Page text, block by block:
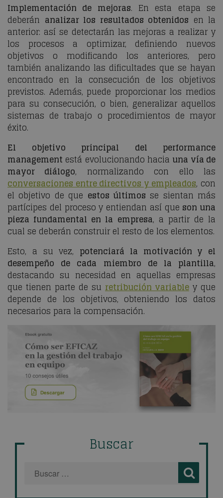
Implementación de mejoras. En esta etapa se
deberán analizar los resultados obtenidos en la
anterior: así se detectarán las mejoras a realizar y
los procesos a optimizar, definiendo nuevos
objetivos o modificando los anteriores, pero
también analizando las dificultades que se hayan
encontrado en la consecución de los objetivos
previstos. Además, puede proporcionar los medios
para su consecución, o bien, generalizar aquellos
sistemas de trabajo o procedimientos de mayor
éxito.
El objetivo principal del performance
management está evolucionando hacia una vía de
mayor diálogo, normalizando con ello las
conversaciones entre directivos y empleados, con
el objetivo de que estos últimos se sientan más
partícipes del proceso y entiendan así que son una
pieza fundamental en la empresa, a partir de la
cual se deberán construir el resto de los elementos.
Esto, a su vez, potenciará la motivación y el
desempeño de cada miembro de la plantilla,
destacando su necesidad en aquellas empresas
que tienen parte de su retribución variable y que
depende de los objetivos, obteniendo los datos
necesarios para la compensación.
Buscar